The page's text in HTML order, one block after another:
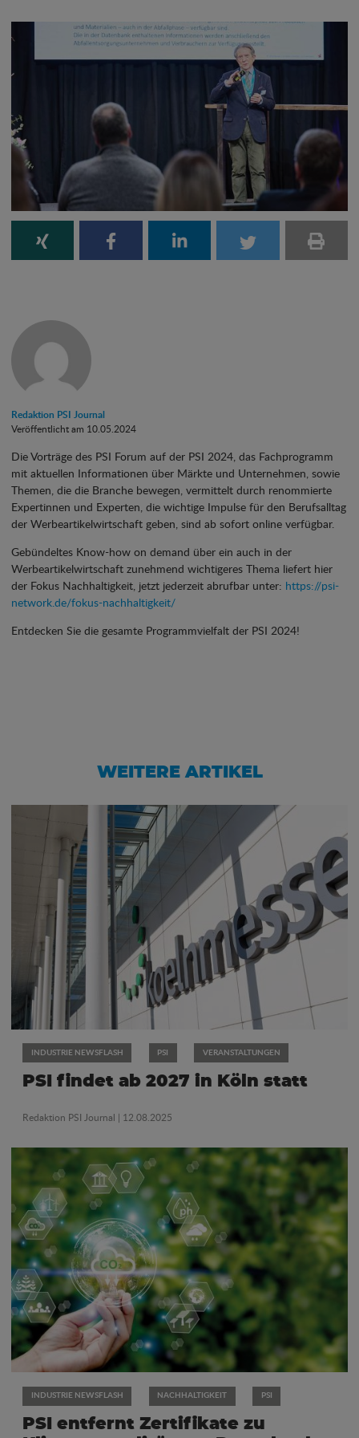
Redaktion PSI Journal
Veröffentlicht am 10.05.2024
Die Vorträge des PSI Forum auf der PSI 2024, das Fachprogramm
mit aktuellen Informationen über Märkte und Unternehmen, sowie
Themen, die die Branche bewegen, vermittelt durch renommierte
Expertinnen und Experten, die wichtige Impulse für den Berufsalltag
der Werbeartikelwirtschaft geben, sind ab sofort online verfügbar.
Gebündeltes Know-how on demand über ein auch in der
Werbeartikelwirtschaft zunehmend wichtigeres Thema liefert hier
der Fokus Nachhaltigkeit, jetzt jederzeit abrufbar unter: https://psi-
network.de/fokus-nachhaltigkeit/
Entdecken Sie die gesamte Programmvielfalt der PSI 2024!
WEITERE ARTIKEL
INDUSTRIE NEWSFLASH PSI VERANSTALTUNGEN
PSI findet ab 2027 in Köln statt
Redaktion PSI Journal | 12.08.2025
INDUSTRIE NEWSFLASH NACHHALTIGKEIT PSI
PSI entfernt Zertifikate zu